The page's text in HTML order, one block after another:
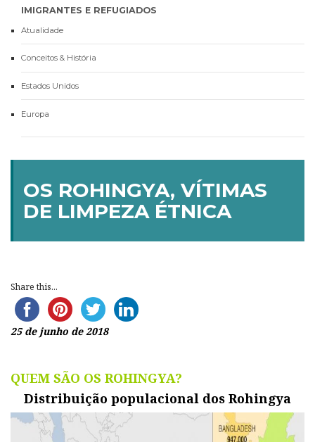
IMIGRANTES E REFUGIADOS
Atualidade
Conceitos & História
Estados Unidos
Europa
OS ROHINGYA, VÍTIMAS
DE LIMPEZA ÉTNICA
Share this...
25 de junho de 2018
QUEM SÃO OS ROHINGYA?
Distribuição populacional dos Rohingya